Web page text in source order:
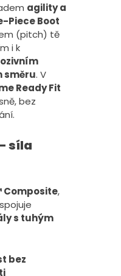
agility a
Piece Boot
(pitch) tě
i k
směru. V
Ready Fit
bez
síla
Composite,
s tuhým
bez